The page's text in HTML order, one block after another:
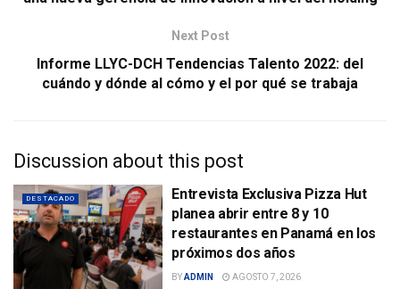
Next Post
Informe LLYC-DCH Tendencias Talento 2022: del
cuándo y dónde al cómo y el por qué se trabaja
Discussion about this post
DESTACADO
Entrevista Exclusiva Pizza Hut
planea abrir entre 8 y 10
restaurantes en Panamá en los
próximos dos años
BYADMIN AGOSTO 7, 2026